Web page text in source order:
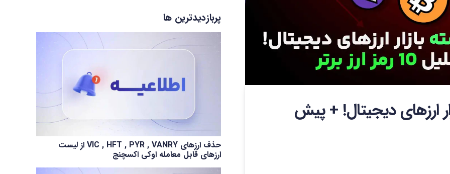
بازار ارزهای دیجیتال! + پیش
پربازدیدترین ها
حذف ارزهای VIC , HFT , PYR , VANRY از لیست
ارزهای قابل معامله اوکی اکسچنج